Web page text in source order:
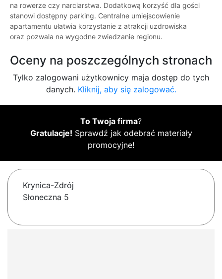
na rowerze czy narciarstwa. Dodatkową korzyść dla gości
stanowi dostępny parking. Centralne umiejscowienie
apartamentu ułatwia korzystanie z atrakcji uzdrowiska
oraz pozwala na wygodne zwiedzanie regionu.
Oceny na poszczególnych stronach
Tylko zalogowani użytkownicy maja dostęp do tych
danych. Kliknij, aby się zalogować.
To Twoja firma?
Gratulacje! Sprawdź jak odebrać materiały
promocyjne!
Krynica-Zdrój
Słoneczna 5